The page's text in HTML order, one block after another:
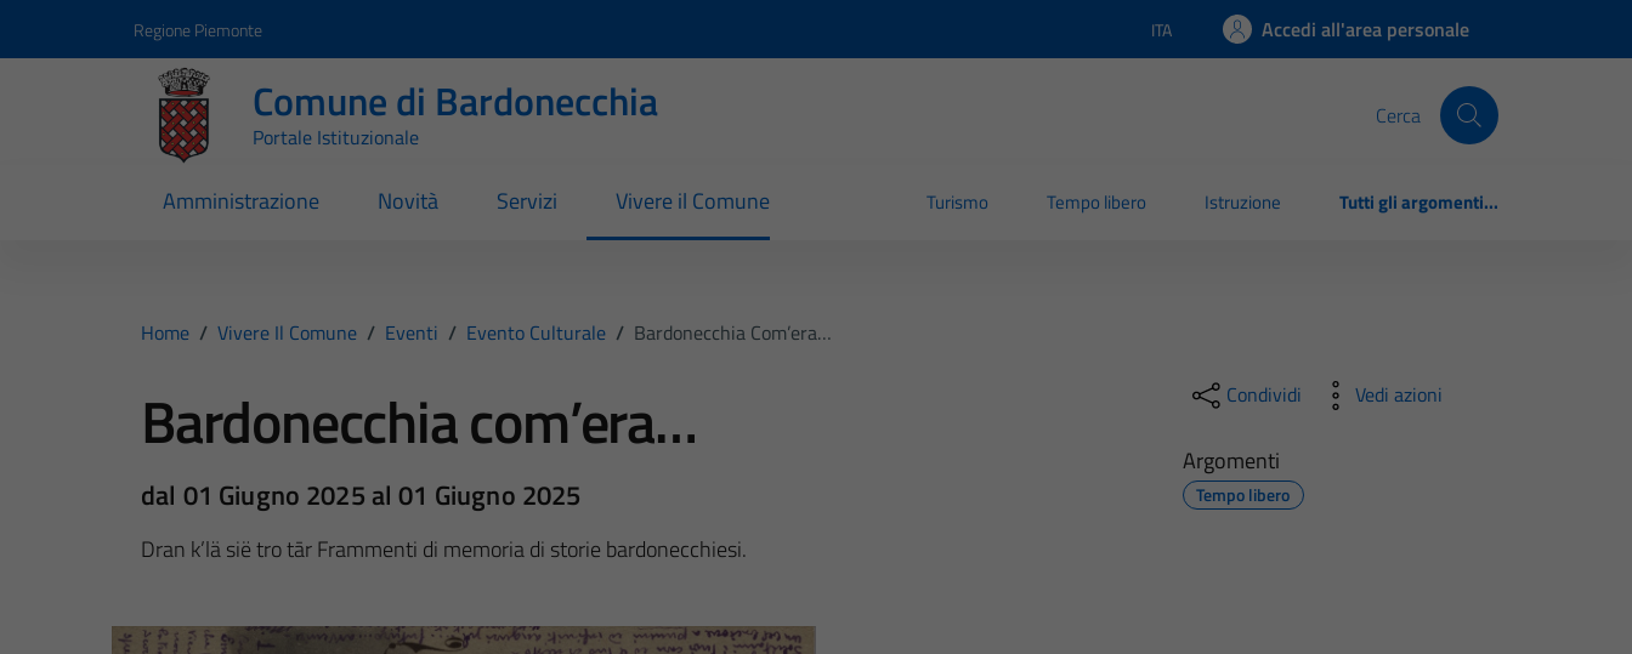
Regione Piemonte Lingua attiva:
ITA Accedi all'area personale
Comune di Bardonecchia
Portale Istituzionale
Cerca
Amministrazione Novità Servizi Vivere il Comune Turismo Tempo libero Istruzione Tutti gli argomenti...
Home / Vivere Il Comune / Eventi / Evento Culturale / Bardonecchia Com’era…
Bardonecchia com’era…
dal 01 Giugno 2025 al 01 Giugno 2025
Dran k’lä sië tro tār Frammenti di memoria di storie bardonecchiesi.
Condividi Vedi azioni
Argomenti
Tempo libero